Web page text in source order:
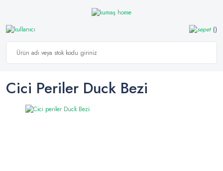
Cici Periler Duck Bezi